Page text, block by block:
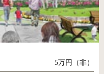
5万円（非）